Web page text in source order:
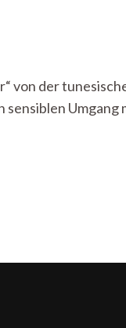
von der
Umgang